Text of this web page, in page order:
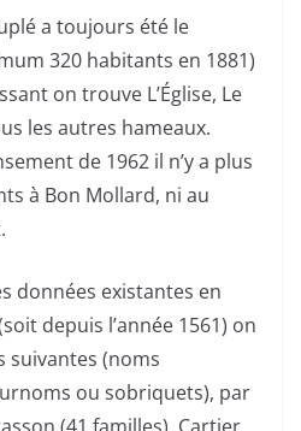
a toujours été le
320 habitants en 1881)
on trouve L’Église, Le
les autres hameaux.
de 1962 il n’y a plus
à Bon Mollard, ni au
données existantes en
depuis l’année 1561) on
suivantes (noms
ou sobriquets), par